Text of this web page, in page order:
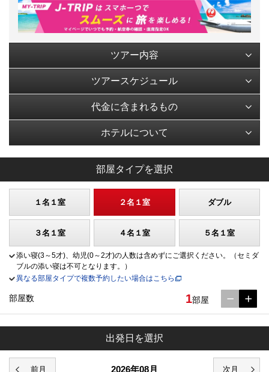
ツアー内容
ツアースケジュール
代金に含まれるもの
ホテルについて
部屋タイプを選択
１名１室 ２名１室 ダブル
３名１室 ４名１室 ５名１室
添い寝(3～5才)、幼児(0～2才)の人数は含めずにご選択ください。（セミダ
ブルの添い寝は不可となります。）
異なる部屋タイプで複数予約したい場合はこちら
部屋数 1部屋
出発日を選択
2026年08月